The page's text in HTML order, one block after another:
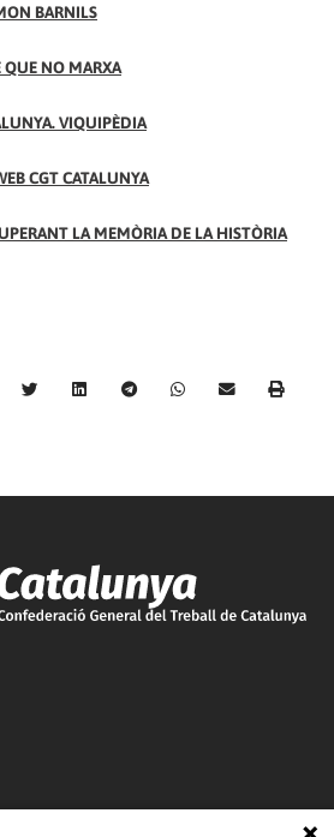
BARNILS
QUE NO MARXA
VIQUIPÈDIA
CGT CATALUNYA
LA MEMÒRIA DE LA HISTÒRIA